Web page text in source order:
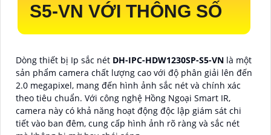
S5-VN VỚI THÔNG SỐ
Dòng thiết bị Ip sắc nét DH-IPC-HDW1230SP-S5-VN là một
sản phẩm camera chất lượng cao với độ phân giải lên đến
2.0 megapixel, mang đến hình ảnh sắc nét và chính xác
theo tiêu chuẩn. Với công nghệ Hồng Ngoại Smart IR,
camera này có khả năng hoạt động độc lập giám sát chi
tiết vào ban đêm, cung cấp hình ảnh rõ ràng và sắc nét